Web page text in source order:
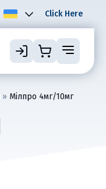
Click Here
» Мілпро 4мг/10мг